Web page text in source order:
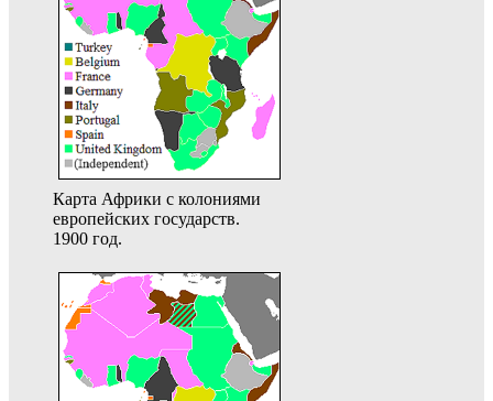
Карта Африки с колониями
европейских государств.
1900 год.